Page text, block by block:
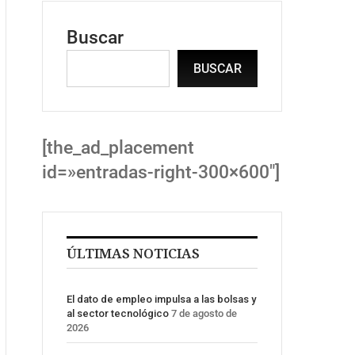
Buscar
BUSCAR
[the_ad_placement
id=»entradas-right-300×600″]
ÚLTIMAS NOTICIAS
El dato de empleo impulsa a las bolsas y
al sector tecnológico 7 de agosto de
2026